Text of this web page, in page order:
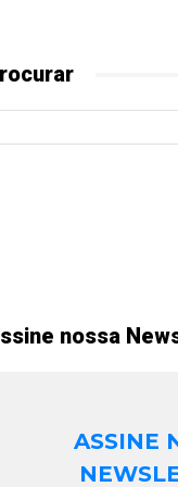
nossa
ASSINE